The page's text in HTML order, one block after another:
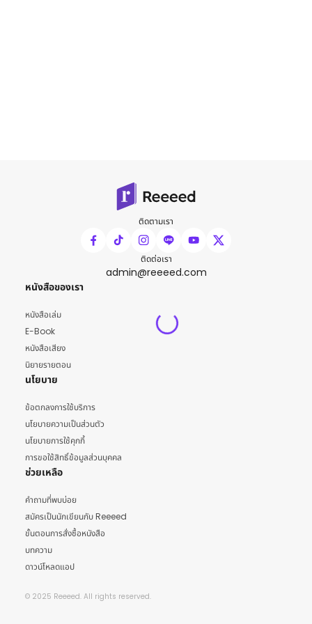
ติดตามเรา
ติดต่อเรา
admin@reeeed.com
หนังสือของเรา
หนังสือเล่ม
E-Book
หนังสือเสียง
นิยายรายตอน
นโยบาย
ข้อตกลงการใช้บริการ
นโยบายความเป็นส่วนตัว
นโยบายการใช้คุกกี้
การขอใช้สิทธิ์ข้อมูลส่วนบุคคล
ช่วยเหลือ
คำถามที่พบบ่อย
สมัครเป็นนักเขียนกับ Reeeed
ขั้นตอนการสั่งซื้อหนังสือ
บทความ
ดาวน์โหลดแอป
© 2025 Reeeed. All rights reserved.